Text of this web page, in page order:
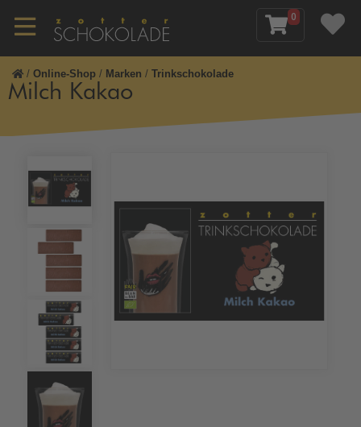
0
/ Online-Shop / Marken / Trinkschokolade
Milch Kakao